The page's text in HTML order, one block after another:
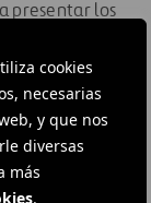
cookies
necesarias
y que nos
diversas
más
.
presentar los
Puede
de
de la